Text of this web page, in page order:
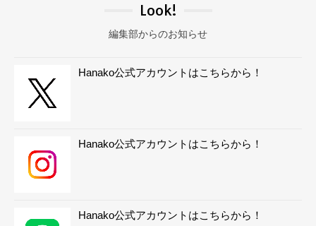
Look!
編集部からのお知らせ
Hanako公式アカウントはこちらから！
Hanako公式アカウントはこちらから！
Hanako公式アカウントはこちらから！